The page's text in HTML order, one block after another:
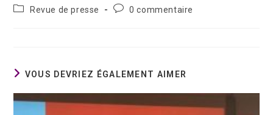
Revue de presse
0 commentaire
VOUS DEVRIEZ ÉGALEMENT AIMER